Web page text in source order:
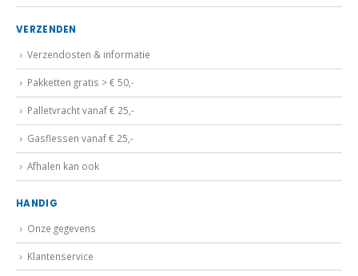
VERZENDEN
Verzendosten & informatie
Pakketten gratis > € 50,-
Palletvracht vanaf € 25,-
Gasflessen vanaf € 25,-
Afhalen kan ook
HANDIG
Onze gegevens
Klantenservice